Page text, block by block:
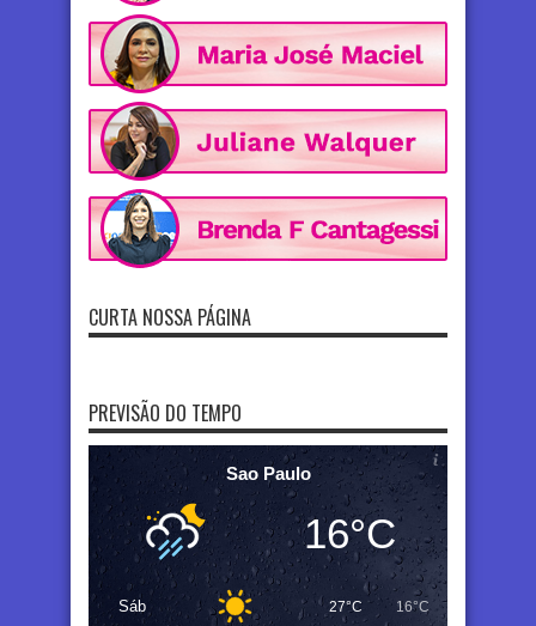
CURTA NOSSA PÁGINA
PREVISÃO DO TEMPO
Sao Paulo
16°C
Sáb 27°C 16°C